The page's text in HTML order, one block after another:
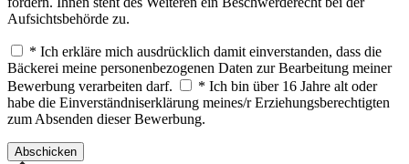
Aufsichtsbehörde zu.
* Ich erkläre mich ausdrücklich damit einverstanden, dass die
Bäckerei meine personenbezogenen Daten zur Bearbeitung meiner
Bewerbung verarbeiten darf.
* Ich bin über 16 Jahre alt oder
habe die Einverständniserklärung meines/r Erziehungsberechtigten
zum Absenden dieser Bewerbung.